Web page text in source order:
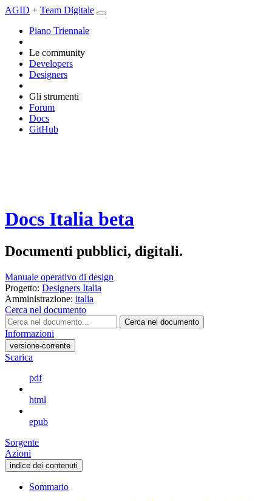
AGID + Team Digitale
Piano Triennale
Le community
Developers
Designers
Gli strumenti
Forum
Docs
GitHub
Docs Italia beta
Documenti pubblici, digitali.
Manuale operativo di design
Progetto: Designers Italia
Amministrazione: italia
Cerca nel documento
Cerca nel documento
Informazioni
versione-corrente
Scarica
pdf
html
epub
Sorgente
Azioni
indice dei contenuti
Sommario